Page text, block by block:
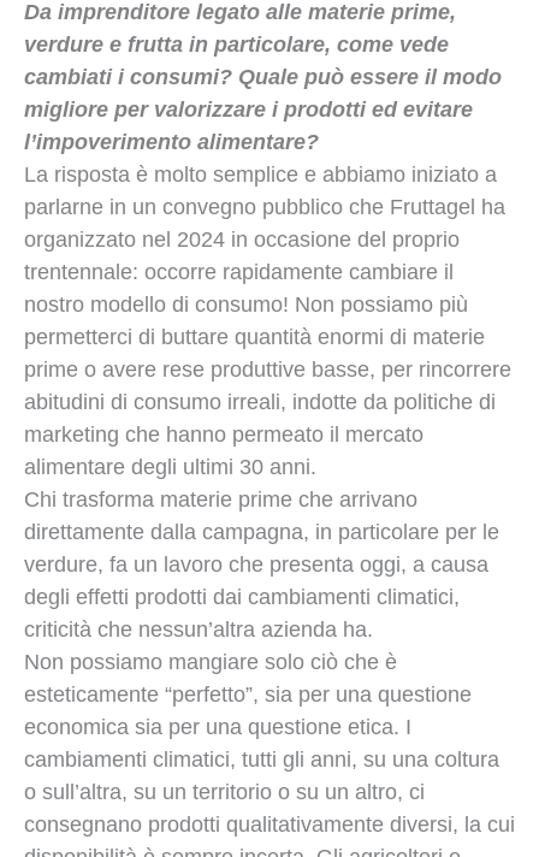
Da imprenditore legato alle materie prime,
verdure e frutta in particolare, come vede
cambiati i consumi? Quale può essere il modo
migliore per valorizzare i prodotti ed evitare
l’impoverimento alimentare?
La risposta è molto semplice e abbiamo iniziato a
parlarne in un convegno pubblico che Fruttagel ha
organizzato nel 2024 in occasione del proprio
trentennale: occorre rapidamente cambiare il
nostro modello di consumo! Non possiamo più
permetterci di buttare quantità enormi di materie
prime o avere rese produttive basse, per rincorrere
abitudini di consumo irreali, indotte da politiche di
marketing che hanno permeato il mercato
alimentare degli ultimi 30 anni.
Chi trasforma materie prime che arrivano
direttamente dalla campagna, in particolare per le
verdure, fa un lavoro che presenta oggi, a causa
degli effetti prodotti dai cambiamenti climatici,
criticità che nessun’altra azienda ha.
Non possiamo mangiare solo ciò che è
esteticamente “perfetto”, sia per una questione
economica sia per una questione etica. I
cambiamenti climatici, tutti gli anni, su una coltura
o sull’altra, su un territorio o su un altro, ci
consegnano prodotti qualitativamente diversi, la cui